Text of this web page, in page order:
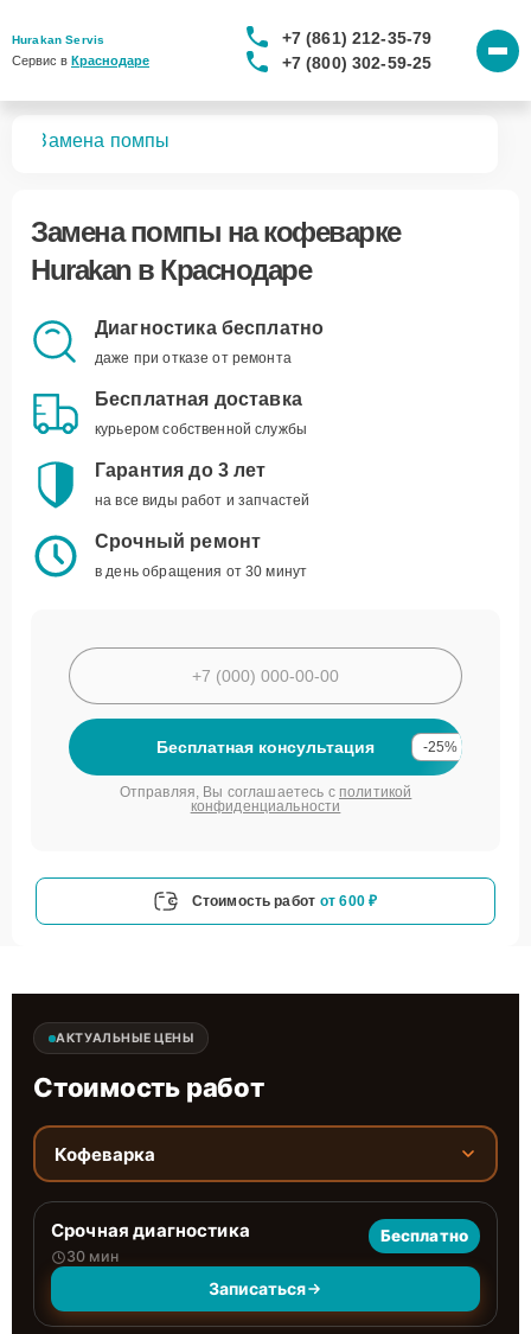
Hurakan Servis
Сервис в Краснодаре
+7 (861) 212-35-79
+7 (800) 302-59-25
Замена помпы
Замена помпы на кофеварке
Hurakan в Краснодаре
Диагностика бесплатно
даже при отказе от ремонта
Бесплатная доставка
курьером собственной службы
Гарантия до 3 лет
на все виды работ и запчастей
Срочный ремонт
в день обращения от 30 минут
Бесплатная консультация -25%
Отправляя, Вы соглашаетесь с политикой
конфиденциальности
Стоимость работ от 600 ₽
АКТУАЛЬНЫЕ ЦЕНЫ
Стоимость работ
Кофеварка
Срочная диагностика
30 мин
Бесплатно
Записаться